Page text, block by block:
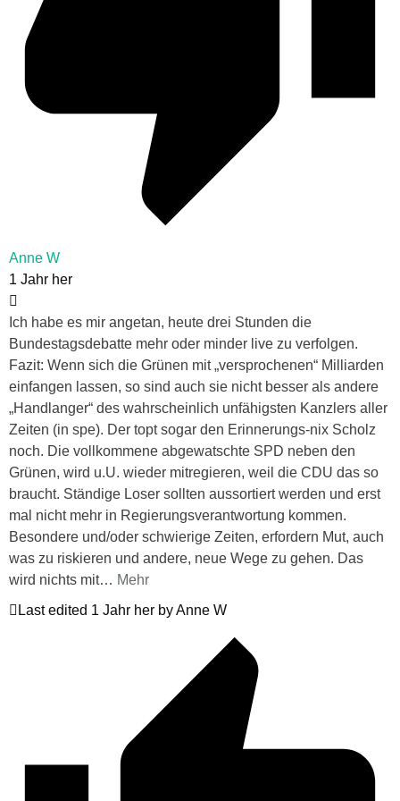
Anne W
1 Jahr her
Ich habe es mir angetan, heute drei Stunden die
Bundestagsdebatte mehr oder minder live zu verfolgen.
Fazit: Wenn sich die Grünen mit „versprochenen“ Milliarden
einfangen lassen, so sind auch sie nicht besser als andere
„Handlanger“ des wahrscheinlich unfähigsten Kanzlers aller
Zeiten (in spe). Der topt sogar den Erinnerungs-nix Scholz
noch. Die vollkommene abgewatschte SPD neben den
Grünen, wird u.U. wieder mitregieren, weil die CDU das so
braucht. Ständige Loser sollten aussortiert werden und erst
mal nicht mehr in Regierungsverantwortung kommen.
Besondere und/oder schwierige Zeiten, erfordern Mut, auch
was zu riskieren und andere, neue Wege zu gehen. Das
wird nichts mit… Mehr
Last edited 1 Jahr her by Anne W